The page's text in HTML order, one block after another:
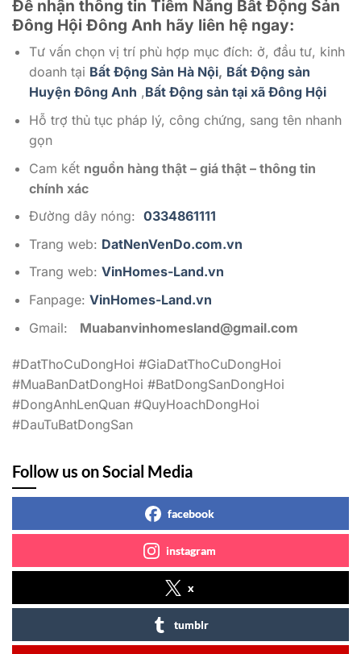
Để nhận thông tin Tiềm Năng Bất Động Sản
Đông Hội Đông Anh hãy liên hệ ngay:
Tư vấn chọn vị trí phù hợp mục đích: ở, đầu tư, kinh
doanh tại Bất Động Sản Hà Nội, Bất Động sản
Huyện Đông Anh ,Bất Động sản tại xã Đông Hội
Hỗ trợ thủ tục pháp lý, công chứng, sang tên nhanh
gọn
Cam kết nguồn hàng thật – giá thật – thông tin
chính xác
Đường dây nóng: 0334861111
Trang web: DatNenVenDo.com.vn
Trang web: VinHomes-Land.vn
Fanpage: VinHomes-Land.vn
Gmail: Muabanvinhomesland@gmail.com
#DatThoCuDongHoi #GiaDatThoCuDongHoi
#MuaBanDatDongHoi #BatDongSanDongHoi
#DongAnhLenQuan #QuyHoachDongHoi
#DauTuBatDongSan
Follow us on Social Media
facebook
instagram
x
tumblr